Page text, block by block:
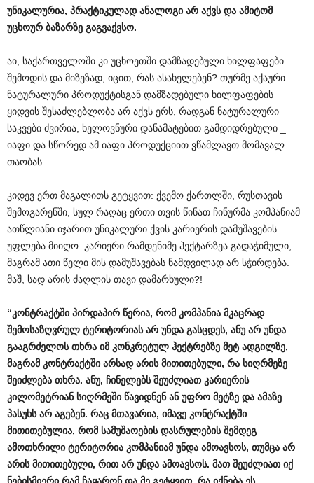
უნიკალურია, პრაქტიკულად ანალოგი არ აქვს და ამიტომ
უცხოურ ბაზარზე გაგვაქვსო.
აი, საქართველოში კი უცხოეთში დამზადებული ხილფაფები
შემოდის და მიზეზად, იცით, რას ასახელებენ? თურმე აქაური
ნატურალური პროდუქტისგან დამზადებული ხილფაფების
ყიდვის შესაძლებლობა არ აქვს ერს, რადგან ნატურალური
საკვები ძვირია, ხელოვნური დანამატებით გამდიდრებული _
იაფი და სწორედ ამ იაფი პროდუქციით ვწამლავთ მომავალ
თაობას.
კიდევ ერთ მაგალითს გეტყვით: ქვემო ქართლში, რუსთავის
შემოგარენში, სულ რაღაც ერთი თვის წინათ ჩინურმა კომპანიამ
ათწლიანი იჯარით უნიკალური ქვის კარიერის დამუშავების
უფლება მიიღო. კარიერი რამდენიმე ჰექტარზეა გადაჭიმული,
მაგრამ ათი წელი მის დამუშავებას ნამდვილად არ სჭირდება.
მაშ, სად არის ძაღლის თავი დამარხული?!
“კონტრაქტში პირდაპირ წერია, რომ კომპანია მკაცრად
შემოსაზღვრულ ტერიტორიას არ უნდა გასცდეს, ანუ არ უნდა
გააგრძელოს თხრა იმ კონკრეტულ ჰექტრებზე მეტ ადგილზე,
მაგრამ კონტრაქტში არსად არის მითითებული, რა სიღრმეზე
შეიძლება თხრა. ანუ, ჩინელებს შეუძლიათ კარიერის
კილომეტრიან სიღრმეში წავიდნენ ან უფრო მეტზე და ამაზე
პასუხს არ აგებენ. რაც მთავარია, იმავე კონტრაქტში
მითითებულია, რომ სამუშაოების დასრულების შემდეგ
ამოთხრილი ტერიტორია კომპანიამ უნდა ამოავსოს, თუმცა არ
არის მითითებული, რით არ უნდა ამოავსოს. მათ შეუძლიათ იქ